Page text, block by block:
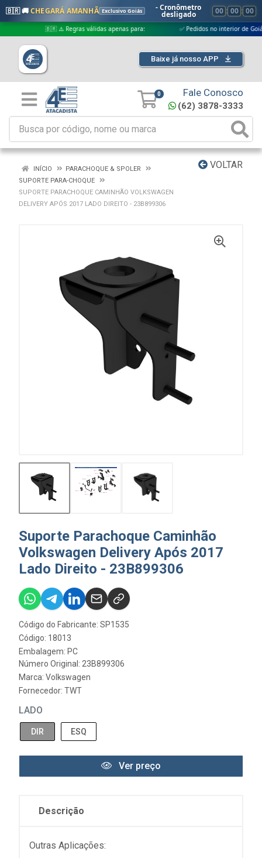
🇧🇷 🚚CHEGARÁ AMANHÃ Exclusivo Goiás - Cronômetro
desligado 00 : 00 : 00
🇧🇷 ⚠️ Regras válidas apenas para: ✅ Pedidos no interior de Goiás
Baixe já nosso APP
0 Fale Conosco
(62) 3878-3333
VOLTAR
INÍCIO
PARACHOQUE & SPOLER
SUPORTE PARA-CHOQUE
SUPORTE PARACHOQUE CAMINHÃO VOLKSWAGEN
DELIVERY APÓS 2017 LADO DIREITO - 23B899306
Suporte Parachoque Caminhão
Volkswagen Delivery Após 2017
Lado Direito - 23B899306
Código do Fabricante: SP1535
Código: 18013
Embalagem: PC
Número Original: 23B899306
Marca: Volkswagen
Fornecedor: TWT
LADO
DIR ESQ
Ver preço
Descrição
Outras Aplicações: